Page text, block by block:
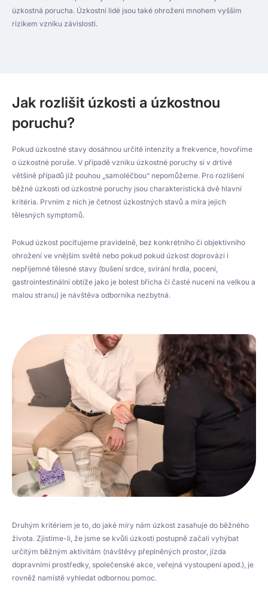
úzkostná porucha. Úzkostní lidé jsou také ohroženi mnohem vyšším
rizikem vzniku závislosti.
Jak rozlišit úzkosti a úzkostnou
poruchu?
Pokud úzkostné stavy dosáhnou určité intenzity a frekvence, hovoříme
o úzkostné poruše. V případě vzniku úzkostné poruchy si v drtivé
většině případů již pouhou „samoléčbou“ nepomůžeme. Pro rozlišení
běžné úzkosti od úzkostné poruchy jsou charakteristická dvě hlavní
kritéria. Prvním z nich je četnost úzkostných stavů a míra jejich
tělesných symptomů.
Pokud úzkost pociťujeme pravidelně, bez konkrétního či objektivního
ohrožení ve vnějším světě nebo pokud pokud úzkost doprovází i
nepříjemné tělesné stavy (bušení srdce, svírání hrdla, pocení,
gastrointestinální obtíže jako je bolest břicha či časté nucení na velkou a
malou stranu) je návštěva odborníka nezbytná.
Druhým kritériem je to, do jaké míry nám úzkost zasahuje do běžného
života. Zjistíme-li, že jsme se kvůli úzkosti postupně začali vyhýbat
určitým běžným aktivitám (návštěvy přeplněných prostor, jízda
dopravními prostředky, společenské akce, veřejná vystoupení apod.), je
rovněž namístě vyhledat odbornou pomoc.